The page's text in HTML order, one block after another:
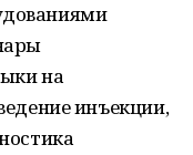
на
инъекции,